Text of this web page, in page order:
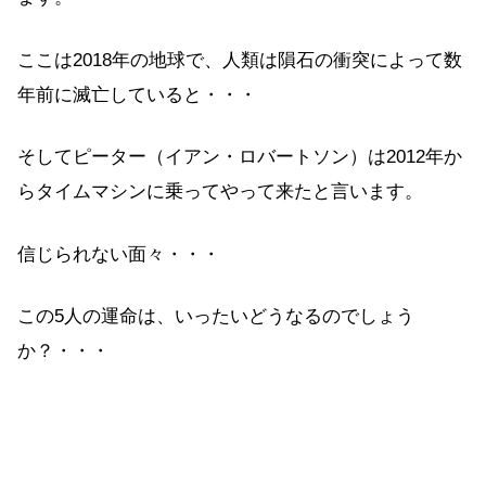
ここは2018年の地球で、人類は隕石の衝突によって数
年前に滅亡していると・・・
そしてピーター（イアン・ロバートソン）は2012年か
らタイムマシンに乗ってやって来たと言います。
信じられない面々・・・
この5人の運命は、いったいどうなるのでしょう
か？・・・